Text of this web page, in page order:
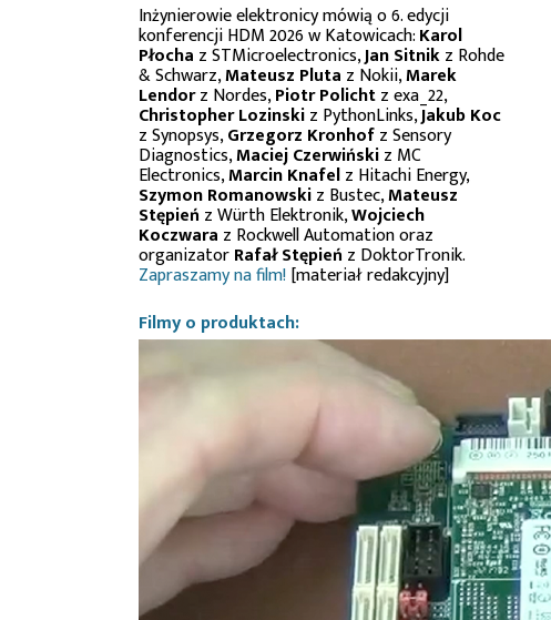
Inżynierowie elektronicy mówią o 6. edycji
konferencji HDM 2026 w Katowicach:Karol
Płocha z STMicroelectronics,Jan Sitnikz Rohde
& Schwarz,Mateusz Pluta z Nokii,Marek
Lendorz Nordes,Piotr Polichtz exa_22,
Christopher Lozinskiz PythonLinks,Jakub Koc
z Synopsys,Grzegorz Kronhofz Sensory
Diagnostics,Maciej Czerwińskiz MC
Electronics,Marcin Knafelz Hitachi Energy,
Szymon Romanowskiz Bustec,Mateusz
Stępień z Würth Elektronik,Wojciech
Koczwara z Rockwell Automation oraz
organizatorRafał Stępień z DoktorTronik.
Zapraszamy na film![materiał redakcyjny]
Filmy o produktach: